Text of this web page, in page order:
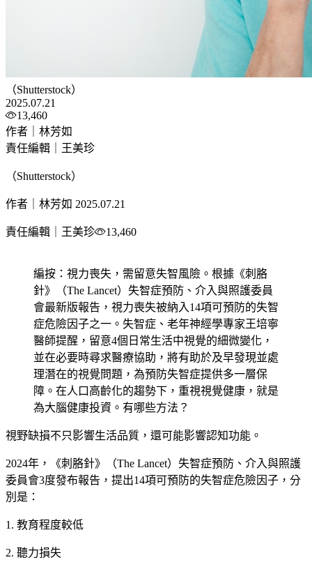
（Shutterstock）
2025.07.21
13,460
作者｜林芳如
責任編輯｜王美珍
（Shutterstock）
作者｜林芳如 2025.07.21
責任編輯｜王美珍 13,460
編按：視力喪失，需留意失智風險。根據《刺胳
針》（The Lancet）失智症預防、介入與照護委員
會最新版報告，視力喪失被納入14項可預防的失智
症危險因子之一。失智症、老年神經學專家王培寧
醫師提醒，留意4個日常生活中視覺的細微變化，
並在必要時尋求醫療協助，將有助於及早發現並處
理潛在的視覺問題，為預防失智症提供多一層保
障。在人口高齡化的趨勢下，重視視覺健康，就是
為大腦健康投資。有哪些方法？
視野缺損不只影響生活品質，還可能影響認知功能。
2024年，《刺胳針》（The Lancet）失智症預防、介入與照護
委員會3度發布報告，提出14項可預防的失智症危險因子，分
別是：
1. 教育程度較低
2. 聽力損失